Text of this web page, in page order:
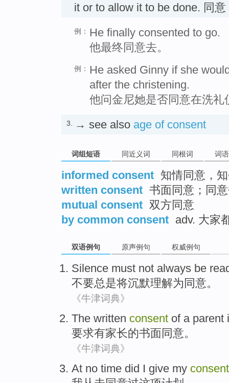
it or to allow it to be done. 同意
例： He finally consented to go.
他最终同意去。
例： He asked Ginny if she
after the christening.
他问金尼她是否同意在洗礼
3. → see also age of consent
词组短语 同近义词 同根词 词
informed consent 知情同意，
written consent 书面同意；同
mutual consent 双方同意
by common consent adv. 大家
双语例句 原声例句 权威例句
Silence must not always be
不要总是将沉默理解为 同意。
《牛津词典》
The written consent of a parent
要求有家长的书面同意。
《牛津词典》
At no time did I give my consent